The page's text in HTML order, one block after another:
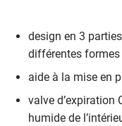
design en 3
différentes
aide à la mise en
valve d’expiration
humide de